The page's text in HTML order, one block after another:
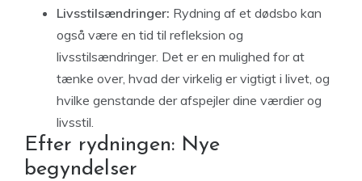
Livsstilsændringer: Rydning af et dødsbo kan
også være en tid til refleksion og
livsstilsændringer. Det er en mulighed for at
tænke over, hvad der virkelig er vigtigt i livet, og
hvilke genstande der afspejler dine værdier og
livsstil.
Efter rydningen: Nye
begyndelser